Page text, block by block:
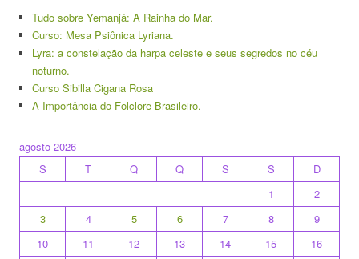
Tudo sobre Yemanjá: A Rainha do Mar.
Curso: Mesa Psiônica Lyriana.
Lyra: a constelação da harpa celeste e seus segredos no céu
noturno.
Curso Sibilla Cigana Rosa
A Importância do Folclore Brasileiro.
agosto 2026
S
T Q Q S S
D
1
2
3
4 5 6 7 8
9
10
11 12 13 14 15
16